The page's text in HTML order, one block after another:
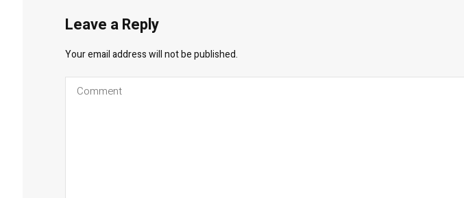
Leave a Reply
Your email address will not be published.